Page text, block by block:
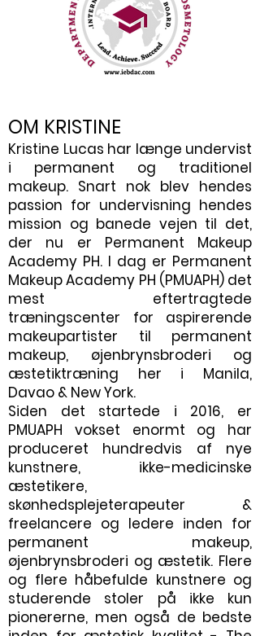
OM KRISTINE
Kristine Lucas har længe undervist
i permanent og traditionel
makeup. Snart nok blev hendes
passion for undervisning hendes
mission og banede vejen til det,
der nu er Permanent Makeup
Academy PH. I dag er Permanent
Makeup Academy PH (PMUAPH) det
mest eftertragtede
træningscenter for aspirerende
makeupartister til permanent
makeup, øjenbrynsbroderi og
æstetiktræning her i Manila,
Davao & New York.
Siden det startede i 2016, er
PMUAPH vokset enormt og har
produceret hundredvis af nye
kunstnere, ikke-medicinske
æstetikere,
skønhedsplejeterapeuter &
freelancere og ledere inden for
permanent makeup,
øjenbrynsbroderi og æstetik. Flere
og flere håbefulde kunstnere og
studerende stoler på ikke kun
pionererne, men også de bedste